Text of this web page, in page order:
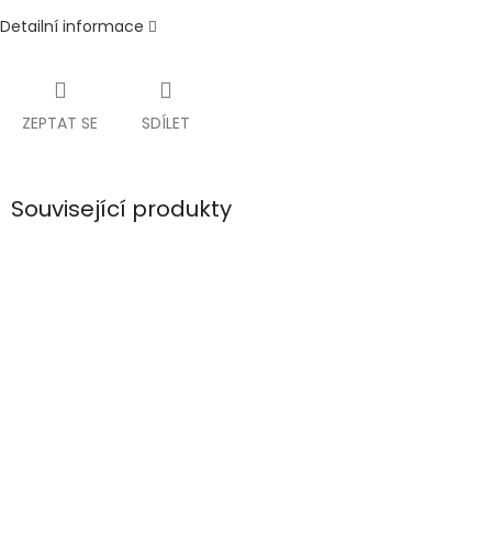
Detailní informace
ZEPTAT SE SDÍLET
Související produkty